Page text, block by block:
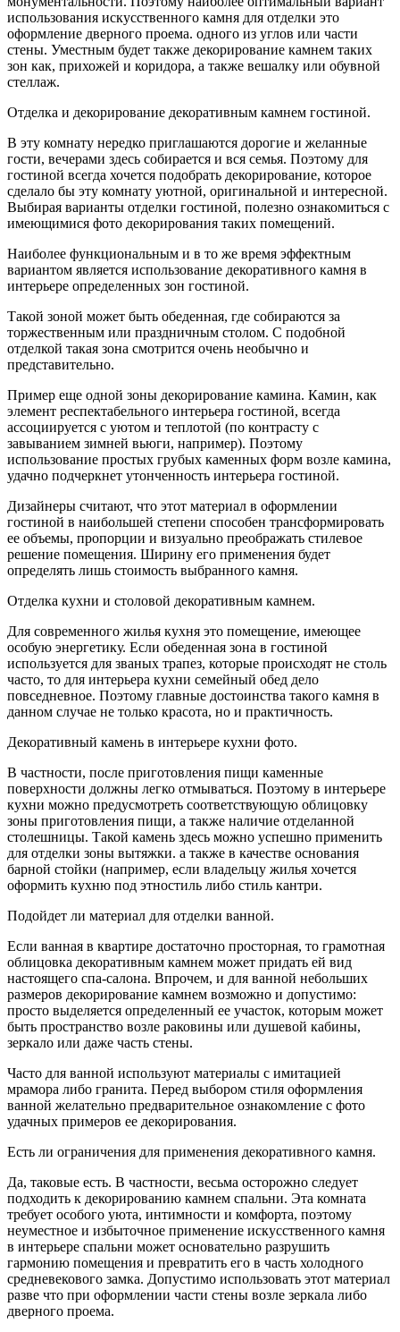
использования искусственного камня для отделки это
оформление дверного проема. одного из углов или части
стены. Уместным будет также декорирование камнем таких
зон как, прихожей и коридора, а также вешалку или обувной
стеллаж.
Отделка и декорирование декоративным камнем гостиной.
В эту комнату нередко приглашаются дорогие и желанные
гости, вечерами здесь собирается и вся семья. Поэтому для
гостиной всегда хочется подобрать декорирование, которое
сделало бы эту комнату уютной, оригинальной и интересной.
Выбирая варианты отделки гостиной, полезно ознакомиться с
имеющимися фото декорирования таких помещений.
Наиболее функциональным и в то же время эффектным
вариантом является использование декоративного камня в
интерьере определенных зон гостиной.
Такой зоной может быть обеденная, где собираются за
торжественным или праздничным столом. С подобной
отделкой такая зона смотрится очень необычно и
представительно.
Пример еще одной зоны декорирование камина. Камин, как
элемент респектабельного интерьера гостиной, всегда
ассоциируется с уютом и теплотой (по контрасту с
завыванием зимней вьюги, например). Поэтому
использование простых грубых каменных форм возле камина,
удачно подчеркнет утонченность интерьера гостиной.
Дизайнеры считают, что этот материал в оформлении
гостиной в наибольшей степени способен трансформировать
ее объемы, пропорции и визуально преображать стилевое
решение помещения. Ширину его применения будет
определять лишь стоимость выбранного камня.
Отделка кухни и столовой декоративным камнем.
Для современного жилья кухня это помещение, имеющее
особую энергетику. Если обеденная зона в гостиной
используется для званых трапез, которые происходят не столь
часто, то для интерьера кухни семейный обед дело
повседневное. Поэтому главные достоинства такого камня в
данном случае не только красота, но и практичность.
Декоративный камень в интерьере кухни фото.
В частности, после приготовления пищи каменные
поверхности должны легко отмываться. Поэтому в интерьере
кухни можно предусмотреть соответствующую облицовку
зоны приготовления пищи, а также наличие отделанной
столешницы. Такой камень здесь можно успешно применить
для отделки зоны вытяжки. а также в качестве основания
барной стойки (например, если владельцу жилья хочется
оформить кухню под этностиль либо стиль кантри.
Подойдет ли материал для отделки ванной.
Если ванная в квартире достаточно просторная, то грамотная
облицовка декоративным камнем может придать ей вид
настоящего спа-салона. Впрочем, и для ванной небольших
размеров декорирование камнем возможно и допустимо:
просто выделяется определенный ее участок, которым может
быть пространство возле раковины или душевой кабины,
зеркало или даже часть стены.
Часто для ванной используют материалы с имитацией
мрамора либо гранита. Перед выбором стиля оформления
ванной желательно предварительное ознакомление с фото
удачных примеров ее декорирования.
Есть ли ограничения для применения декоративного камня.
Да, таковые есть. В частности, весьма осторожно следует
подходить к декорированию камнем спальни. Эта комната
требует особого уюта, интимности и комфорта, поэтому
неуместное и избыточное применение искусственного камня
в интерьере спальни может основательно разрушить
гармонию помещения и превратить его в часть холодного
средневекового замка. Допустимо использовать этот материал
разве что при оформлении части стены возле зеркала либо
дверного проема.